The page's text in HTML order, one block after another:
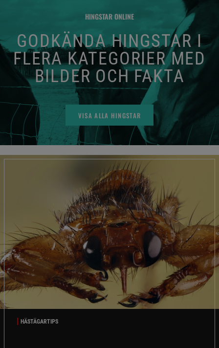
HINGSTAR ONLINE
GODKÄNDA HINGSTAR I
FLERA KATEGORIER MED
BILDER OCH FAKTA
VISA ALLA HINGSTAR
HÄSTÄGARTIPS